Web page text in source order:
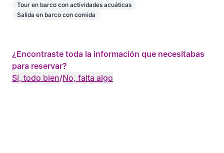
Tour en barco con actividades acuáticas
Salida en barco con comida
¿Encontraste toda la información que necesitabas
para reservar?
Sí, todo bien/No, falta algo